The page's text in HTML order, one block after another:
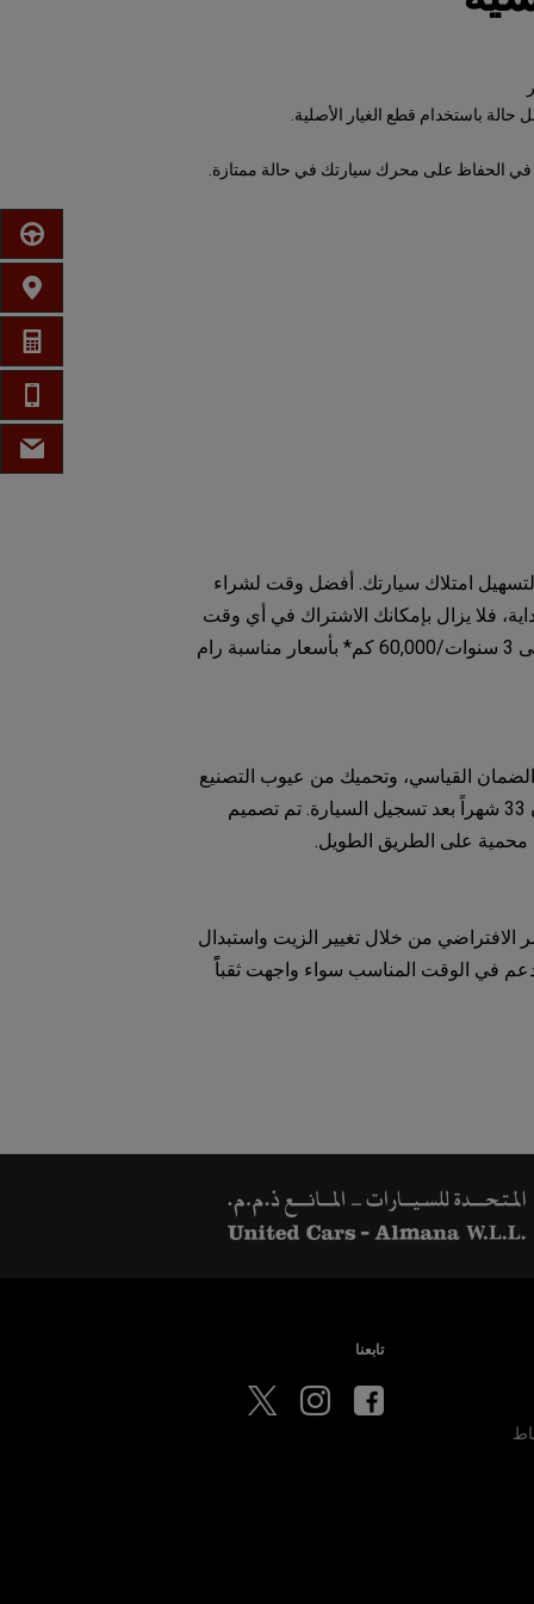
احجز
ابحث
احصل
البريد
باستخدام قطع الغيار الأصلية.
في الحفاظ على محرك سيارتك في حالة ممتازة.
امتلاك سيارتك. أفضل وقت لشراء
فلا يزال بإمكانك الاشتراك في أي وقت
قبل أول خدمة منتظمة (6 أشهر بعد التسليم). حتى إذا فاتتك هذه الفترة الأولية، فإننا نقدم لك باقات رعاية الصيانة حتى 3 سنوات/60,000 كم* بأسعار مناسبة رام
الضمان القياسي، وتحميك من عيوب التصنيع
غير المتوقعة بسبب الأعطال في المكونات الميكانيكية والكهربائية. يمكنك تمديد الضمان إما عند الشراء أو في غضون 33 شهراً بعد تسجيل السيارة. تم تصميم
محمية على الطريق الطويل.
الافتراضي من خلال تغيير الزيت واستبدال
في الوقت المناسب سواء واجهت ثقباًً
تابعنا